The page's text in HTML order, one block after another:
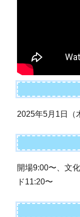
2025年5月1日（
開場9:00〜、文
ド11:20〜